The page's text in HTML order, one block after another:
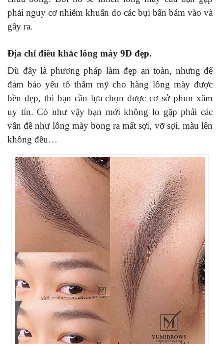
phải nguy cơ nhiễm khuẩn do các bụi bẩn bám vào và
gây ra.
Địa chỉ điêu khắc lông mày 9D đẹp.
Dù đây là phương pháp làm đẹp an toàn, nhưng để
đảm bảo yếu tố thẩm mỹ cho hàng lông mày được
bền đẹp, thì bạn cần lựa chọn được cơ sở phun xăm
uy tín. Có như vậy bạn mới không lo gặp phải các
vấn đề như lông mày bong ra mất sợi, vỡ sợi, màu lên
không đều…